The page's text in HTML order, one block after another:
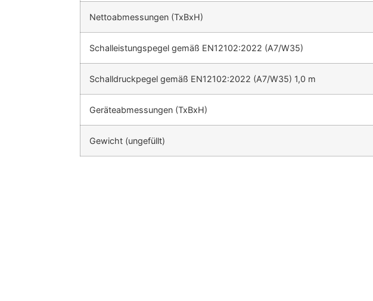
Nettoabmessungen (TxBxH)
Schalleistungspegel gemäß EN12102:2022 (A7/W35)
Schalldruckpegel gemäß EN12102:2022 (A7/W35) 1,0 m
Geräteabmessungen (TxBxH)
Gewicht (ungefüllt)